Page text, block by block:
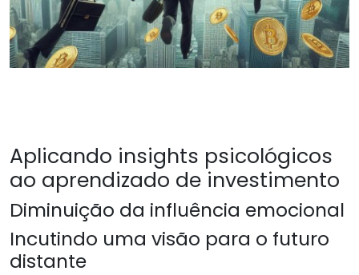
Aplicando insights psicológicos
ao aprendizado de investimento
Diminuição da influência emocional
Incutindo uma visão para o futuro
distante